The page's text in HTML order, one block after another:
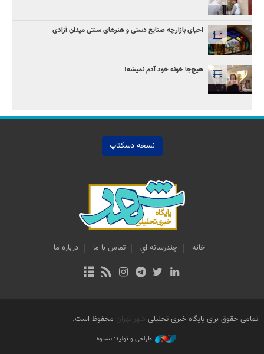
احیای بازارچه صنایع دستی و هنرهای سنتی میدان آزادی
هیچ‌جا خونه خود آدم نمیشه!
نسخه دسکتاپ
خانه چندرسانه اي تماس با ما درباره ما
تمامی حقوق برای پایگاه خبری تحلیلی شهر تهران محفوظ است.
طراحی و تولید: نستوه